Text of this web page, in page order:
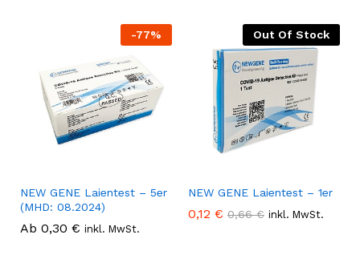
-77%
NEW GENE Laientest – 5er
(MHD: 08.2024)
Ab 0,30 € inkl. MwSt.
Out Of Stock
NEW GENE Laientest – 1er
0,12 € 0,66€ inkl. MwSt.